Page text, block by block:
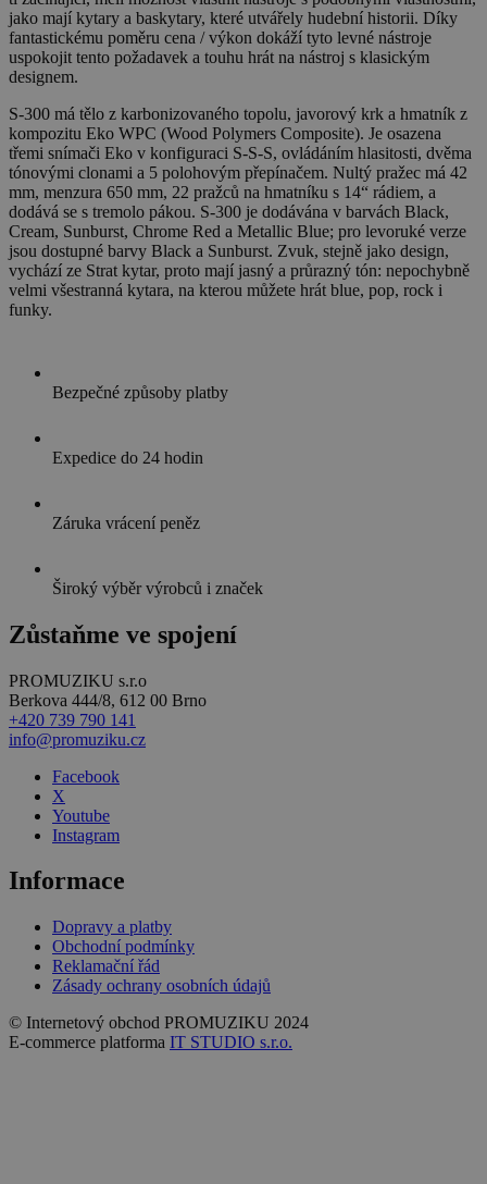
jako mají kytary a baskytary, které utvářely hudební historii. Díky
fantastickému poměru cena / výkon dokáží tyto levné nástroje
uspokojit tento požadavek a touhu hrát na nástroj s klasickým
designem.
S-300 má tělo z karbonizovaného topolu, javorový krk a hmatník z
kompozitu Eko WPC (Wood Polymers Composite). Je osazena
třemi snímači Eko v konfiguraci S-S-S, ovládáním hlasitosti, dvěma
tónovými clonami a 5 polohovým přepínačem. Nultý pražec má 42
mm, menzura 650 mm, 22 pražců na hmatníku s 14“ rádiem, a
dodává se s tremolo pákou. S-300 je dodávána v barvách Black,
Cream, Sunburst, Chrome Red a Metallic Blue; pro levoruké verze
jsou dostupné barvy Black a Sunburst. Zvuk, stejně jako design,
vychází ze Strat kytar, proto mají jasný a průrazný tón: nepochybně
velmi všestranná kytara, na kterou můžete hrát blue, pop, rock i
funky.
Bezpečné způsoby platby
Expedice do 24 hodin
Záruka vrácení peněz
Široký výběr výrobců i značek
Zůstaňme ve spojení
PROMUZIKU s.r.o
Berkova 444/8, 612 00 Brno
+420 739 790 141
info@promuziku.cz
Facebook
X
Youtube
Instagram
Informace
Dopravy a platby
Obchodní podmínky
Reklamační řád
Zásady ochrany osobních údajů
© Internetový obchod PROMUZIKU 2024
E-commerce platforma IT STUDIO s.r.o.